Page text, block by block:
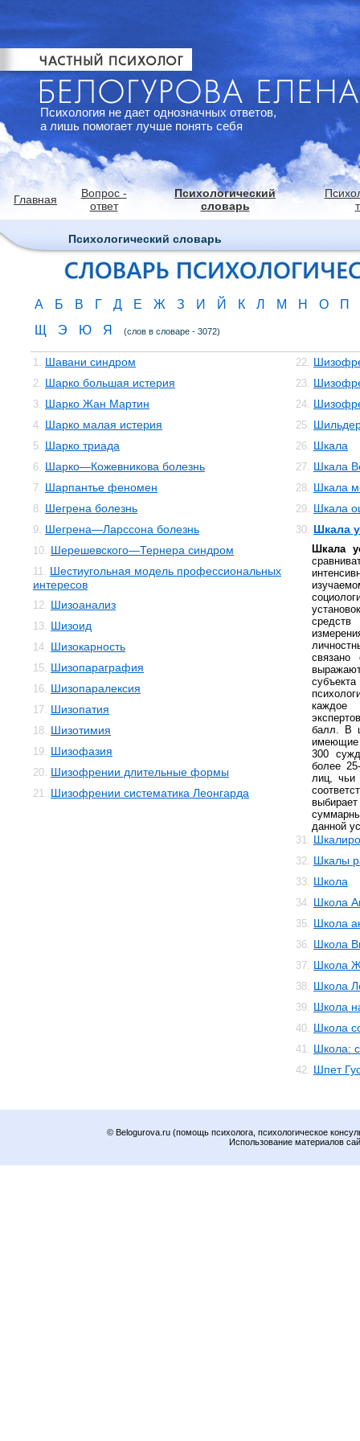
Психология не дает однозначных ответов,
а лишь помогает лучше понять себя
Главная
Вопрос -
ответ
Психологический
словарь
Психологический словарь
А Б В Г Д Е Ж З И Й К Л М Н О
П
Щ
Э Ю Я (слов в словаре - 3072)
1. Шавани синдром
2. Шарко большая истерия
3. Шарко Жан Мартин
4. Шарко малая истерия
5. Шарко триада
6. Шарко—Кожевникова болезнь
7. Шарпантье феномен
8. Шегрена болезнь
9. Шегрена—Ларссона болезнь
10. Шерешевского—Тернера синдром
11. Шестиугольная модель профессиональных
интересов
12. Шизоанализ
13. Шизоид
14. Шизокарность
15. Шизопараграфия
16. Шизопаралексия
17. Шизопатия
18. Шизотимия
19. Шизофазия
20. Шизофрении длительные формы
21. Шизофрении систематика Леонгарда
22.
23.
24.
25.
26. Шкала
27. Шкала
28. Шкала
29. Шкала
30. Шкала
Шкала
каждое
балл. В
имеющие
300
более
лиц, чьи
данной
31.
32. Шкалы
33. Школа
34. Школа
35. Школа
36. Школа
37. Школа
38. Школа
39. Школа
40. Школа
41. Школа:
42. Шпет
© Belogurova.ru (помощь психолога, психологическое
Использование материалов